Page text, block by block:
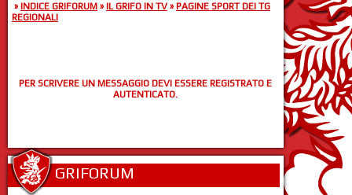
» INDICE GRIFORUM » IL GRIFO IN TV » PAGINE SPORT DEI TG
REGIONALI
PER SCRIVERE UN MESSAGGIO DEVI ESSERE REGISTRATO E
AUTENTICATO.
GRIFORUM